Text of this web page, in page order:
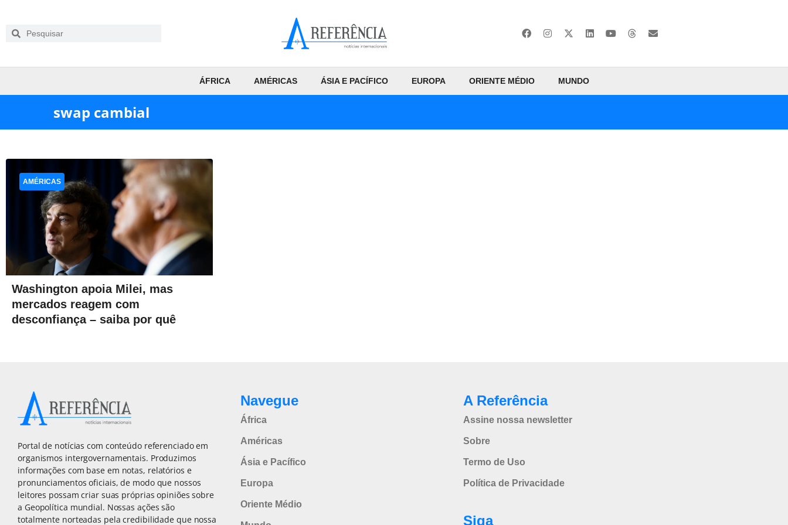
ÁFRICA AMÉRICAS ÁSIA E PACÍFICO EUROPA ORIENTE MÉDIO MUNDO
swap cambial
Washington apoia Milei, mas
mercados reagem com
desconfiança – saiba por quê
AMÉRICAS
Portal de notícias com conteúdo referenciado em
organismos intergovernamentais. Produzimos
informações com base em notas, relatórios e
pronunciamentos oficiais, de modo que nossos
leitores possam criar suas próprias opiniões sobre
a Geopolítica mundial. Nossas ações são
totalmente norteadas pela credibilidade que nossa
Navegue
África
Américas
Ásia e Pacífico
Europa
Oriente Médio
A Referência
Assine nossa newsletter
Sobre
Termo de Uso
Política de Privacidade
Siga